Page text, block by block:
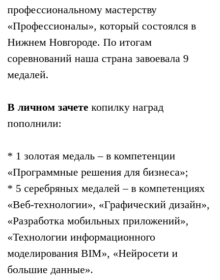
профессиональному мастерству
«Профессионалы», который состоялся в
Нижнем Новгороде. По итогам
соревнований наша страна завоевала 9
медалей.
В личном зачете копилку наград
пополнили:
* 1 золотая медаль – в компетенции
«Программные решения для бизнеса»;
* 5 серебряных медалей – в компетенциях
«Веб-технологии», «Графический дизайн»,
«Разработка мобильных приложений»,
«Технологии информационного
моделирования BIM», «Нейросети и
большие данные».